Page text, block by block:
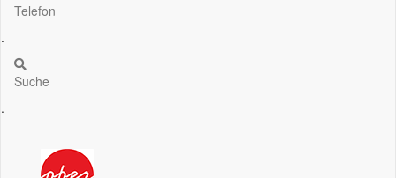
Telefon
.
Suche
.